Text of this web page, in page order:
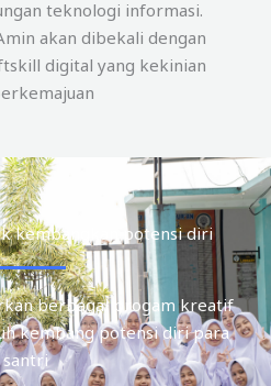
teknologi informasi.
akan dibekali dengan
digital yang kekinian
kembangkan potensi diri
berbagai progam kreatif
kembang potensi diri para
santri